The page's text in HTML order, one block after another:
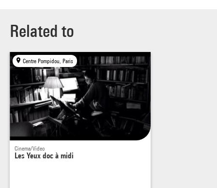
Related to
Centre Pompidou, Paris
Cinema/Video
Les Yeux doc à midi